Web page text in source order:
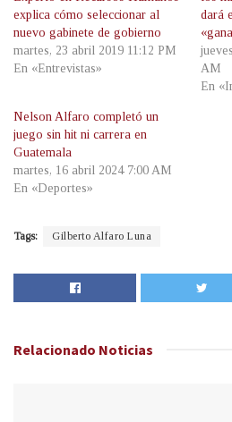
explica cómo seleccionar al
nuevo gabinete de gobierno
martes, 23 abril 2019 11:12 PM
En «Entrevistas»
dará
AM
En
Nelson Alfaro completó un
juego sin hit ni carrera en
Guatemala
martes, 16 abril 2024 7:00 AM
En «Deportes»
Tags: Gilberto Alfaro Luna
Relacionado Noticias